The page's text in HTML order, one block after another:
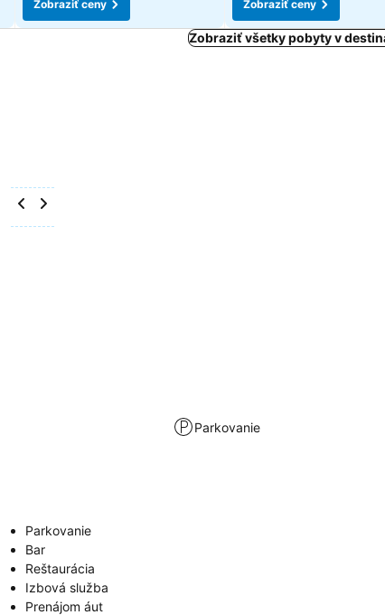
Zobraziť ceny
Zobraziť ceny
Zobraziť všetky pobyty v
Parkovanie
Parkovanie
Bar
Reštaurácia
Izbová služba
Prenájom áut